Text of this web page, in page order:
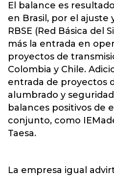
El balance es
en Brasil, por el ajuste
RBSE (Red Básica del
más la entrada en
proyectos de
Colombia y Chile.
entrada de proyectos
alumbrado y
balances positivos de
conjunto, como
Taesa.
La empresa igual